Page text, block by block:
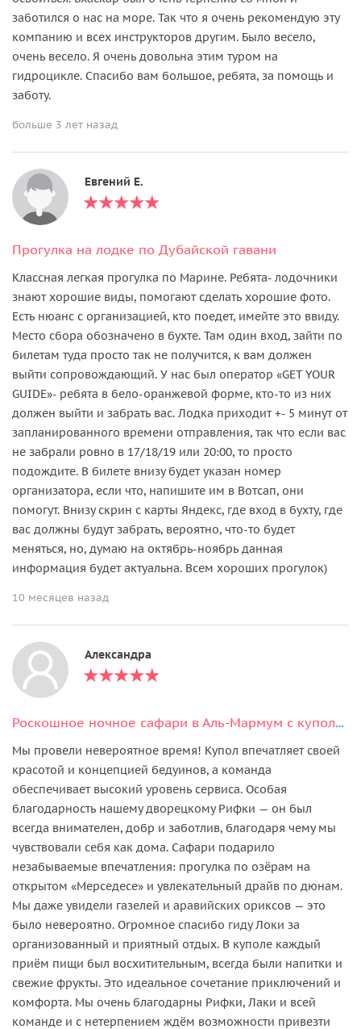
заботился о нас на море. Так что я очень рекомендую эту
компанию и всех инструкторов другим. Было весело,
очень весело. Я очень довольна этим туром на
гидроцикле. Спасибо вам большое, ребята, за помощь и
заботу.
больше 3 лет назад
Евгений Е.
Прогулка на лодке по Дубайской гавани
Классная легкая прогулка по Марине. Ребята- лодочники
знают хорошие виды, помогают сделать хорошие фото.
Есть нюанс с организацией, кто поедет, имейте это ввиду.
Место сбора обозначено в бухте. Там один вход, зайти по
билетам туда просто так не получится, к вам должен
выйти сопровождающий. У нас был оператор «GET YOUR
GUIDE»- ребята в бело-оранжевой форме, кто-то из них
должен выйти и забрать вас. Лодка приходит +- 5 минут от
запланированного времени отправления, так что если вас
не забрали ровно в 17/18/19 или 20:00, то просто
подождите. В билете внизу будет указан номер
организатора, если что, напишите им в Вотсап, они
помогут. Внизу скрин с карты Яндекс, где вход в бухту, где
вас должны будут забрать, вероятно, что-то будет
меняться, но, думаю на октябрь-ноябрь данная
информация будет актуальна. Всем хороших прогулок)
10 месяцев назад
Александра
Роскошное ночное сафари в Аль-Мармум с куполом и наблюдением за звёздами
Мы провели невероятное время! Купол впечатляет своей
красотой и концепцией бедуинов, а команда
обеспечивает высокий уровень сервиса. Особая
благодарность нашему дворецкому Рифки — он был
всегда внимателен, добр и заботлив, благодаря чему мы
чувствовали себя как дома. Сафари подарило
незабываемые впечатления: прогулка по озёрам на
открытом «Мерседесе» и увлекательный драйв по дюнам.
Мы даже увидели газелей и аравийских ориксов — это
было невероятно. Огромное спасибо гиду Локи за
организованный и приятный отдых. В куполе каждый
приём пищи был восхитительным, всегда были напитки и
свежие фрукты. Это идеальное сочетание приключений и
комфорта. Мы очень благодарны Рифки, Лаки и всей
команде и с нетерпением ждём возможности привезти